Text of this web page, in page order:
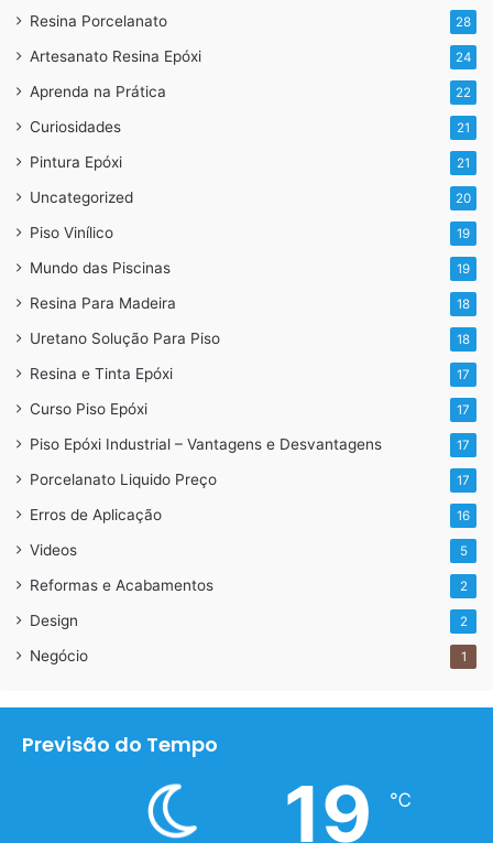
Resina Porcelanato 28
Artesanato Resina Epóxi 24
Aprenda na Prática 22
Curiosidades 21
Pintura Epóxi 21
Uncategorized 20
Piso Vinílico 19
Mundo das Piscinas 19
Resina Para Madeira 18
Uretano Solução Para Piso 18
Resina e Tinta Epóxi 17
Curso Piso Epóxi 17
Piso Epóxi Industrial – Vantagens e Desvantagens 17
Porcelanato Liquido Preço 17
Erros de Aplicação 16
Videos 5
Reformas e Acabamentos 2
Design 2
Negócio 1
Previsão do Tempo
19 ℃